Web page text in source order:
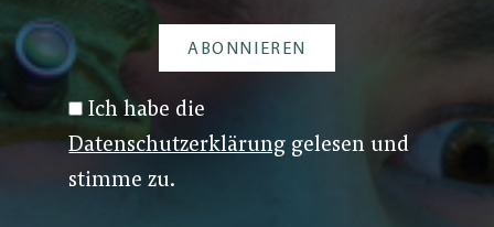
Ich habe die
Datenschutzerklärung gelesen und
stimme zu.